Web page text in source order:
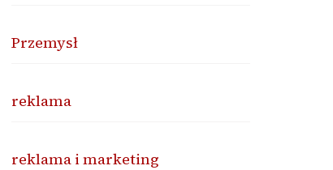
Przemysł
reklama
reklama i marketing